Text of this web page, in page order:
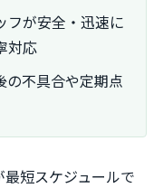
フが安全・迅速に
対応
の不具合や定期点
短スケジュールで